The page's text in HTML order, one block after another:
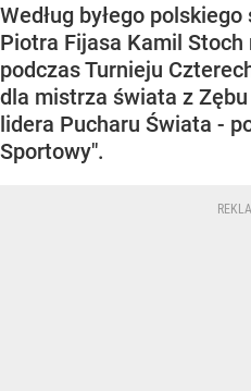
Według byłego
Piotra Fijasa Kamil
podczas Turnieju
dla mistrza świata z
lidera Pucharu Świata -
Sportowy".